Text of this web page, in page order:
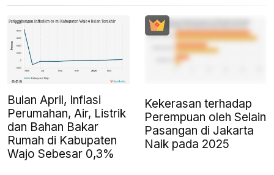
Bulan April, Inflasi
Perumahan, Air, Listrik
dan Bahan Bakar
Rumah di Kabupaten
Wajo Sebesar 0,3%
Kekerasan terhadap
Perempuan oleh Selain
Pasangan di Jakarta
Naik pada 2025